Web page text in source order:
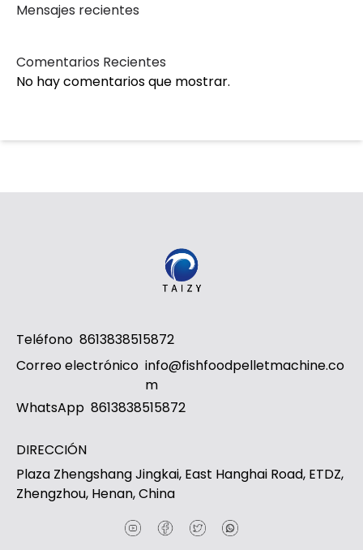
Mensajes recientes
Comentarios Recientes
No hay comentarios que mostrar.
Teléfono 8613838515872
Correo electrónico info@fishfoodpelletmachine.co
m
WhatsApp 8613838515872
DIRECCIÓN
Plaza Zhengshang Jingkai, East Hanghai Road, ETDZ,
Zhengzhou, Henan, China